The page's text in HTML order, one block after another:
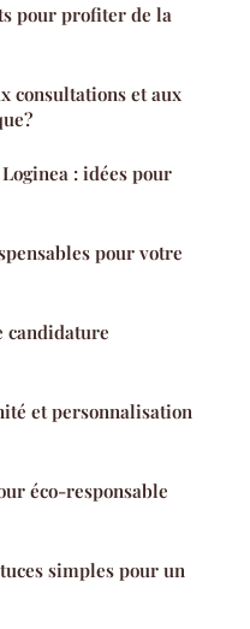
pour profiter de la
consultations et aux
: idées pour
pour votre
candidature
et personnalisation
éco-responsable
simples pour un